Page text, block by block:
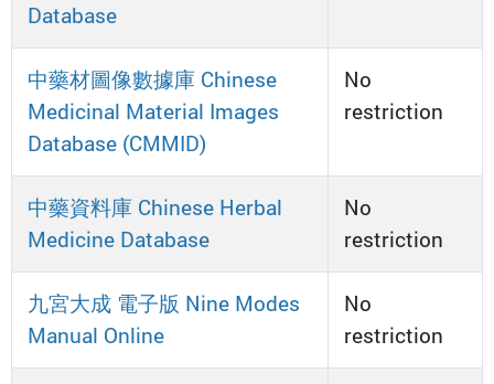
Database
中藥材圖像數據庫 Chinese
Medicinal Material Images
Database (CMMID)
No
restriction
中藥資料庫 Chinese Herbal
Medicine Database
No
restriction
九宮大成 電子版 Nine Modes
Manual Online
No
restriction